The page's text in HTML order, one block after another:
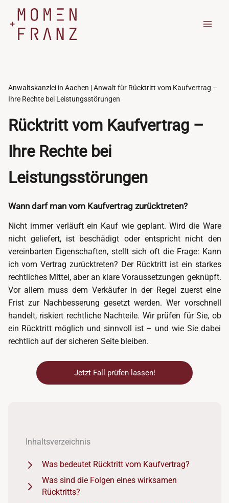
Inhalt
springen
Anwaltskanzlei in Aachen | Anwalt für Rücktritt vom Kaufvertrag –
Ihre Rechte bei Leistungsstörungen
Rücktritt vom Kaufvertrag –
Ihre Rechte bei
Leistungsstörungen
Wann darf man vom Kaufvertrag zurücktreten?
Nicht immer verläuft ein Kauf wie geplant. Wird die Ware
nicht geliefert, ist beschädigt oder entspricht nicht den
vereinbarten Eigenschaften, stellt sich oft die Frage: Kann
ich vom Vertrag zurücktreten? Der Rücktritt ist ein starkes
rechtliches Mittel, aber an klare Voraussetzungen geknüpft.
Vor allem muss dem Verkäufer in der Regel zuerst eine
Frist zur Nachbesserung gesetzt werden. Wer vorschnell
handelt, riskiert rechtliche Nachteile. Wir prüfen für Sie, ob
ein Rücktritt möglich und sinnvoll ist – und wie Sie dabei
rechtlich auf der sicheren Seite bleiben.
Jetzt Fall prüfen lassen!
Inhaltsverzeichnis
Was bedeutet Rücktritt vom Kaufvertrag?
Was sind die Folgen eines wirksamen
Rücktritts?